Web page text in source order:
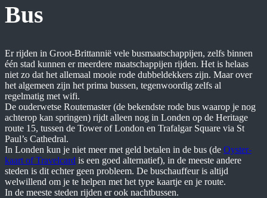
Bus
Er rijden in Groot-Brittannië vele busmaatschappijen, zelfs binnen
één stad kunnen er meerdere maatschappijen rijden. Het is helaas
niet zo dat het allemaal mooie rode dubbeldekkers zijn. Maar over
het algemeen zijn het prima bussen, tegenwoordig zelfs al
regelmatig met wifi.
De ouderwetse Routemaster (de bekendste rode bus waarop je nog
achterop kan springen) rijdt alleen nog in Londen op de Heritage
route 15, tussen de Tower of London en Trafalgar Square via St
Paul’s Cathedral.
In Londen kun je niet meer met geld betalen in de bus (de Oyster-
kaart of Travelcard is een goed alternatief), in de meeste andere
steden is dit echter geen probleem. De buschauffeur is altijd
welwillend om je te helpen met het type kaartje en je route.
In de meeste steden rijden er ook nachtbussen.